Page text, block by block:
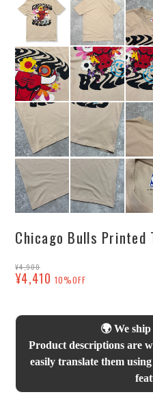
Chicago Bulls Printed
¥4,900
¥4,410 10%OFF
🌍 We
Product descriptions are
easily translate them